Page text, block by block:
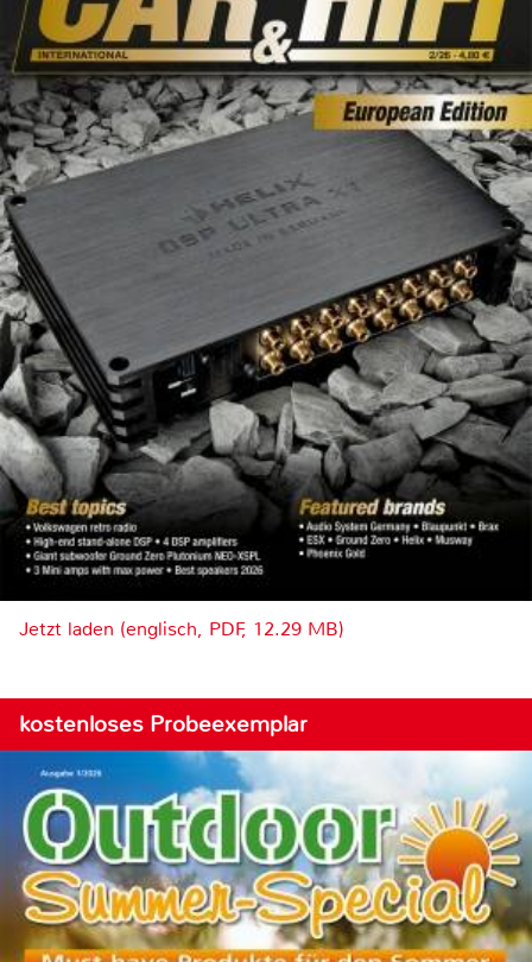
Jetzt laden (englisch, PDF, 12.29 MB)
kostenloses Probeexemplar